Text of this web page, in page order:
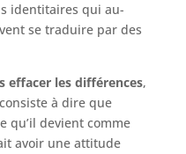
identitaires qui au-
se traduire par des
effacer les différences,
à dire que
qu’il devient comme
avoir une attitude